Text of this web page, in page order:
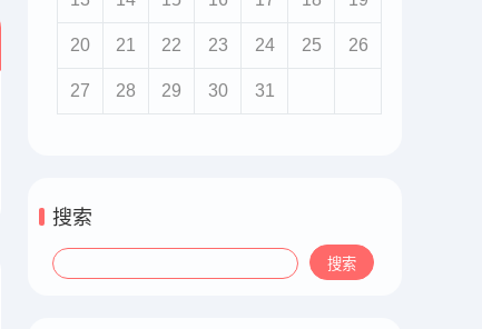
20 21 22 23 24 25 26
27 28 29 30 31
搜索